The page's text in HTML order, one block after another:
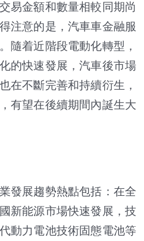
易金額和數量相較同期尚
注意的是，汽車車金融服
隨着近階段電動化轉型，
的快速發展，汽車後市場
在不斷完善和持續衍生，
有望在後續期間內誕生大
發展趨勢熱點包括：在全
新能源市場快速發展，技
動力電池技術固態電池等